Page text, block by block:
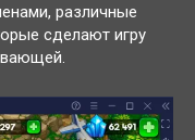
различные
сделают игру